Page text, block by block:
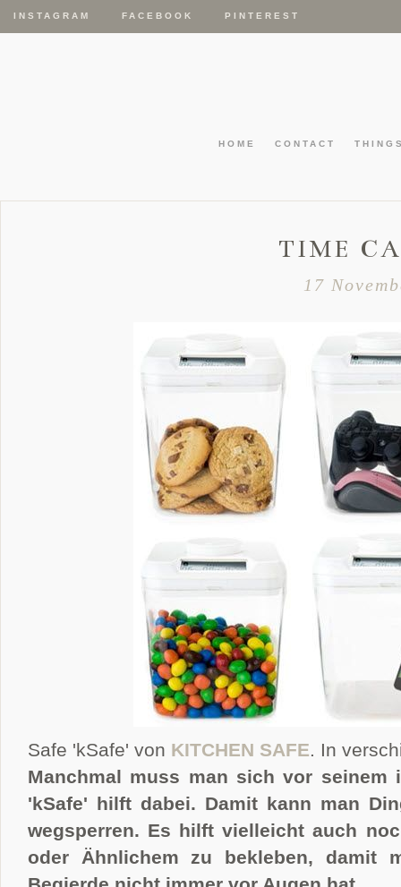
INSTAGRAM FACEBOOK PINTEREST
HOME CONTACT
TIME
17
Safe 'kSafe' von KITCHEN SAFE. In
Manchmal muss man sich vor seinem
'kSafe' hilft dabei. Damit kann man
wegsperren. Es hilft vielleicht auch
oder Ähnlichem zu bekleben, damit